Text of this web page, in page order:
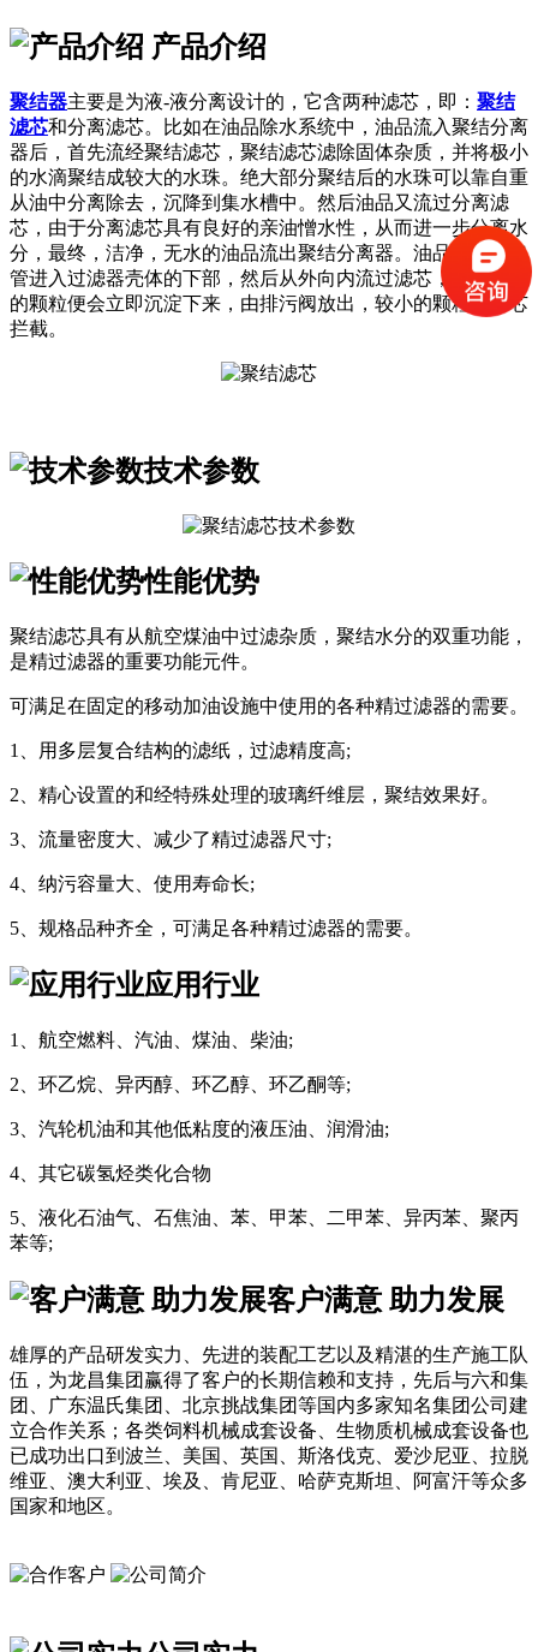
产品介绍
聚结器主要是为液-液分离设计的，它含两种滤芯，即： 聚结
滤芯和分离滤芯。比如在油品除水系统中，油品流入聚结分离
器后，首先流经聚结滤芯，聚结滤芯滤除固体杂质，并将极小
的水滴聚结成较大的水珠。绝大部分聚结后的水珠可以靠自重
从油中分离除去，沉降到集水槽中。然后油品又流过分离滤
芯，由于分离滤芯具有良好的亲油憎水性，从而进一步分离水
分，最终，洁净，无水的油品流出聚结分离器。油品先由进口
管进入过滤器壳体的下部，然后从外向内流过滤芯，这时较粗
的颗粒便会立即沉淀下来，由排污阀放出，较小的颗粒被滤芯
拦截。
技术参数
性能优势
聚结滤芯具有从航空煤油中过滤杂质，聚结水分的双重功能，
是精过滤器的重要功能元件。
可满足在固定的移动加油设施中使用的各种精过滤器的需要。
1、用多层复合结构的滤纸，过滤精度高;
2、精心设置的和经特殊处理的玻璃纤维层，聚结效果好。
3、流量密度大、减少了精过滤器尺寸;
4、纳污容量大、使用寿命长;
5、规格品种齐全，可满足各种精过滤器的需要。
应用行业
1、航空燃料、汽油、煤油、柴油;
2、环乙烷、异丙醇、环乙醇、环乙酮等;
3、汽轮机油和其他低粘度的液压油、润滑油;
4、其它碳氢烃类化合物
5、液化石油气、石焦油、苯、甲苯、二甲苯、异丙苯、聚丙
苯等;
客户满意 助力发展
雄厚的产品研发实力、先进的装配工艺以及精湛的生产施工队
伍，为龙昌集团赢得了客户的长期信赖和支持，先后与六和集
团、广东温氏集团、北京挑战集团等国内多家知名集团公司建
立合作关系；各类饲料机械成套设备、生物质机械成套设备也
已成功出口到波兰、美国、英国、斯洛伐克、爱沙尼亚、拉脱
维亚、澳大利亚、埃及、肯尼亚、哈萨克斯坦、阿富汗等众多
国家和地区。